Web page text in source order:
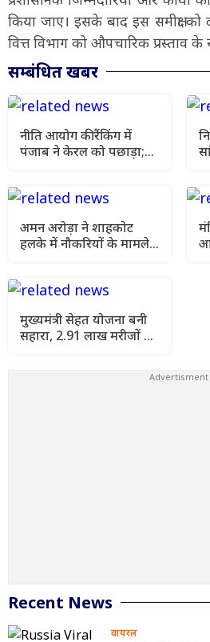
किया जाए। इसके बाद इस समीक्षा
वित्त विभाग को औपचारिक प्रस्ताव
सम्बंधित खबर
नीति आयोग की रैंकिंग में
पंजाब ने केरल को पछाड़ा;
पेश किया
अमन अरोड़ा ने शाहकोट
हलके में नौकरियों के मामले
मुख्यमंत्री सेहत योजना बनी
सहारा, 2.91 लाख मरीजों को
Recent News
वायरल